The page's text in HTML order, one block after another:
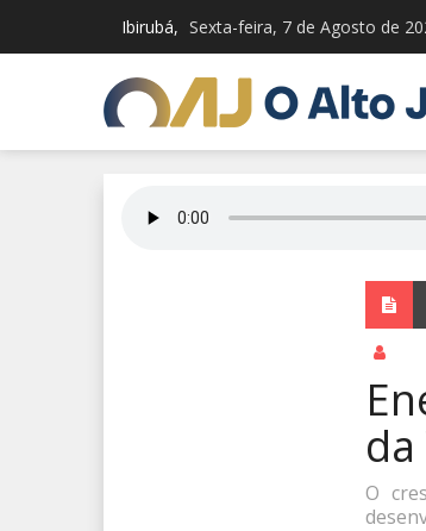
Ibirubá, Sexta-feira, 7 de Agosto de
O